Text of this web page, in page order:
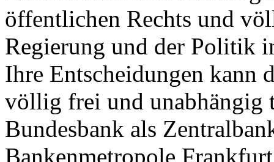
öffentlichen Rechts und
Regierung und der Politik
Ihre Entscheidungen kann
völlig frei und unabhängig
Bundesbank als
Bankenmetropole